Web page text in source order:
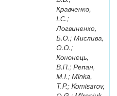
Кравченко,
І.С.;
Логвиненко,
Б.О.; Мислива,
О.О.;
Кононець,
В.П.; Репан,
М.І.; Minka,
T.P.; Komisarov,